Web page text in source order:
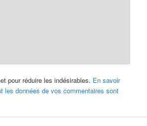
pour réduire les indésirables. En savoir
les données de vos commentaires sont